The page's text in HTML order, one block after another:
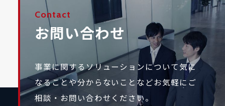
Contact
お問い合わせ
事業に関するソリューションについて気に
なることや分からないことなどお気軽にご
相談・お問い合わせください。